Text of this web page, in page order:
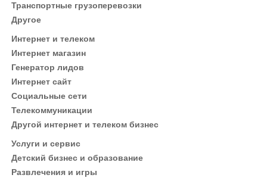
Транспортные грузоперевозки
Другое
Интернет и телеком
Интернет магазин
Генератор лидов
Интернет сайт
Социальные сети
Телекоммуникации
Другой интернет и телеком бизнес
Услуги и сервис
Детский бизнес и образование
Развлечения и игры